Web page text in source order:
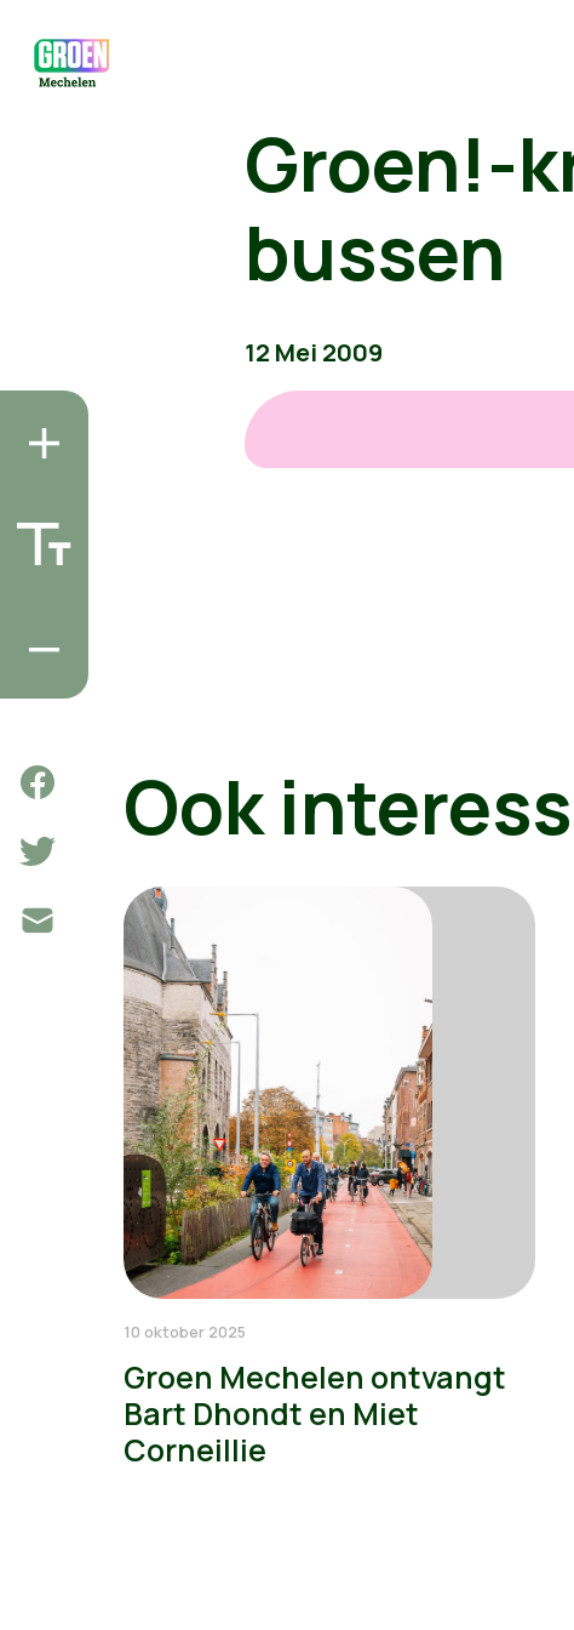
Groen!-
bussen
12 Mei 2009
Ook
10 oktober 2025
Groen Mechelen ontvangt
Bart Dhondt en Miet
Corneillie